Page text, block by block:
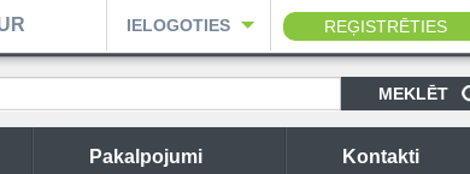
IELOGOTIES REĢISTRĒTIES
Pakalpojumi Kontakti